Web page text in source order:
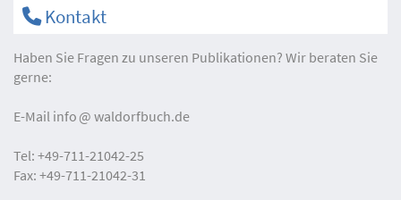
Kontakt
Haben Sie Fragen zu unseren Publikationen? Wir beraten Sie
gerne:
E-Mail info waldorfbuch.de
Tel: +49-711-21042-25
Fax: +49-711-21042-31